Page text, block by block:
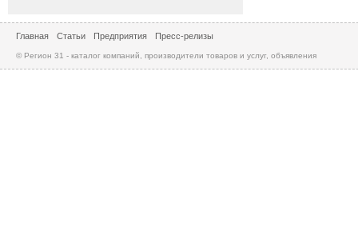
Главная Статьи Предприятия Пресс-релизы
© Регион 31 - каталог компаний, производители товаров и услуг, объявления